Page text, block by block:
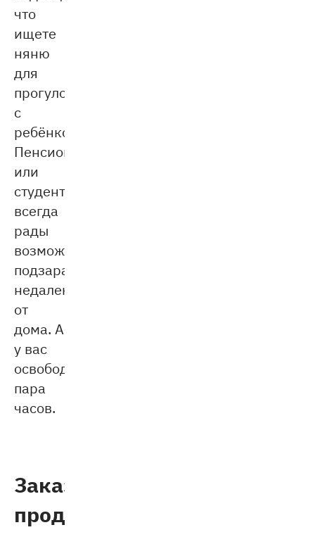
что
ищете
няню
для
прогулок
с
ребёнком.
Пенсионеры
или
студенты
всегда
рады
возможности
подзаработать
недалеко
от
дома. А
у вас
освободится
пара
часов.
Заказ
продуктов